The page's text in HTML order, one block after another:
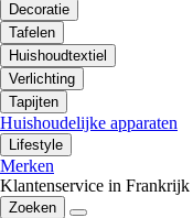
Decoratie
Tafelen
Huishoudtextiel
Verlichting
Tapijten
Huishoudelijke apparaten
Lifestyle
Merken
Klantenservice in Frankrijk
Zoeken